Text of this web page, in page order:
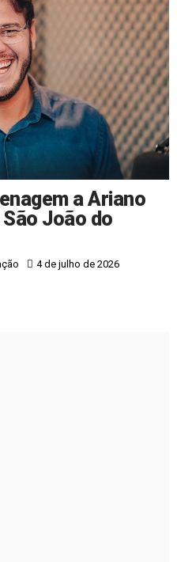
a Ariano
João do
4 de julho de 2026